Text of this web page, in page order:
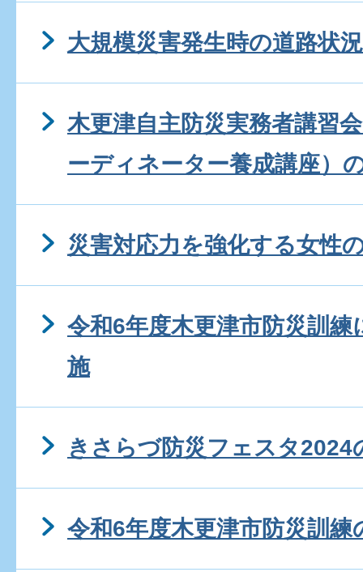
大規模災害発生時の道路状
木更津自主防災実務者講習
ーディネーター養成講座）
災害対応力を強化する女性
令和6年度木更津市防災訓
施
きさらづ防災フェスタ2024
令和6年度木更津市防災訓練